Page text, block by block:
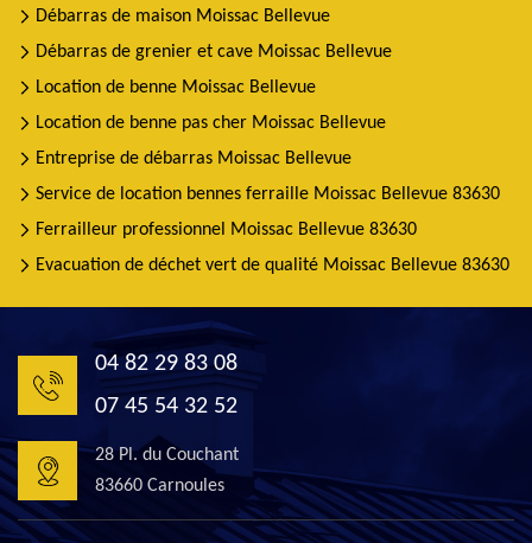
Débarras de maison Moissac Bellevue
Débarras de grenier et cave Moissac Bellevue
Location de benne Moissac Bellevue
Location de benne pas cher Moissac Bellevue
Entreprise de débarras Moissac Bellevue
Service de location bennes ferraille Moissac Bellevue 83630
Ferrailleur professionnel Moissac Bellevue 83630
Evacuation de déchet vert de qualité Moissac Bellevue 83630
04 82 29 83 08
07 45 54 32 52
28 Pl. du Couchant
83660 Carnoules